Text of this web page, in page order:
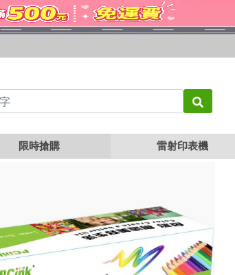
限時搶購 雷射印表機
Brother TN-451C 藍色相容碳粉匣 TN451 / HL-L8360CDW / MFC-L8900CDW